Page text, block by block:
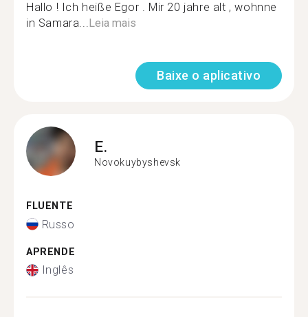
Hallo ! Ich heiße Egor . Mir 20 jahre alt , wohnne
in Samara...Leia mais
Baixe o aplicativo
E.
Novokuybyshevsk
FLUENTE
Russo
APRENDE
Inglês